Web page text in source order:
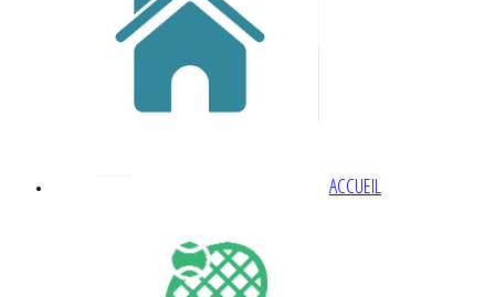
ACCUEIL